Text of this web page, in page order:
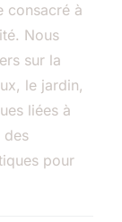
consacré à
Nous
sur la
le jardin,
liées à
des
pour